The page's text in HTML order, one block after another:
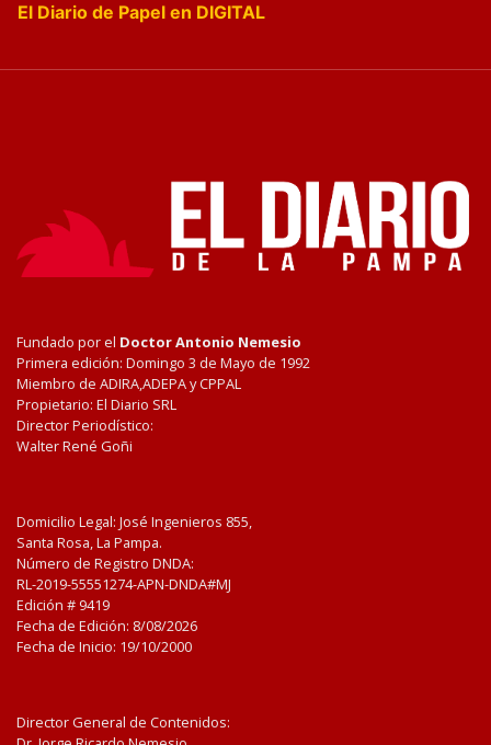
El Diario de Papel en DIGITAL
Fundado por el Doctor Antonio Nemesio
Primera edición: Domingo 3 de Mayo de 1992
Miembro de ADIRA,ADEPA y CPPAL
Propietario: El Diario SRL
Director Periodístico:
Walter René Goñi
Domicilio Legal: José Ingenieros 855,
Santa Rosa, La Pampa.
Número de Registro DNDA:
RL-2019-55551274-APN-DNDA#MJ
Edición # 9419
Fecha de Edición: 8/08/2026
Fecha de Inicio: 19/10/2000
Director General de Contenidos: